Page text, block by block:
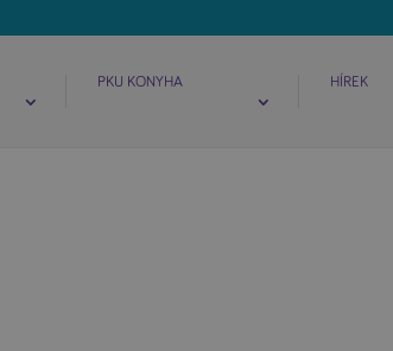
PKU KONYHA HÍREK